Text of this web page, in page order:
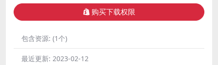
购买下载权限
包含资源: (1个)
最近更新: 2023-02-12